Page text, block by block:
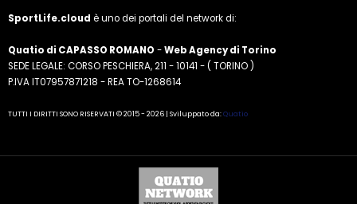
SportLife.cloud è uno dei portali del network di:
Quatio di CAPASSO ROMANO -Web Agency di Torino
SEDE LEGALE: CORSO PESCHIERA, 211 - 10141 - ( TORINO )
P.IVA IT07957871218 - REA TO-1268614
TUTTI I DIRITTI SONO RISERVATI © 2015 - 2026 | Sviluppato da:Quatio